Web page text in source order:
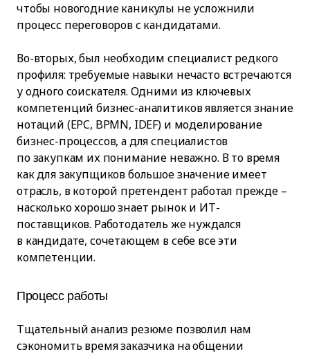
чтобы новогодние каникулы не усложнили
процесс переговоров с кандидатами.
Во-вторых, был необходим специалист редкого
профиля: требуемые навыки нечасто встречаются
у одного соискателя. Одними из ключевых
компетенций бизнес-аналитиков является знание
нотаций (EPC, BPMN, IDEF) и моделирование
бизнес-процессов, а для специалистов
по закупкам их понимание неважно. В то время
как для закупщиков большое значение имеет
отрасль, в которой претендент работал прежде –
насколько хорошо знает рынок и ИТ-
поставщиков. Работодатель же нуждался
в кандидате, сочетающем в себе все эти
компетенции.
Процесс работы
Тщательный анализ резюме позволил нам
сэкономить время заказчика на общении